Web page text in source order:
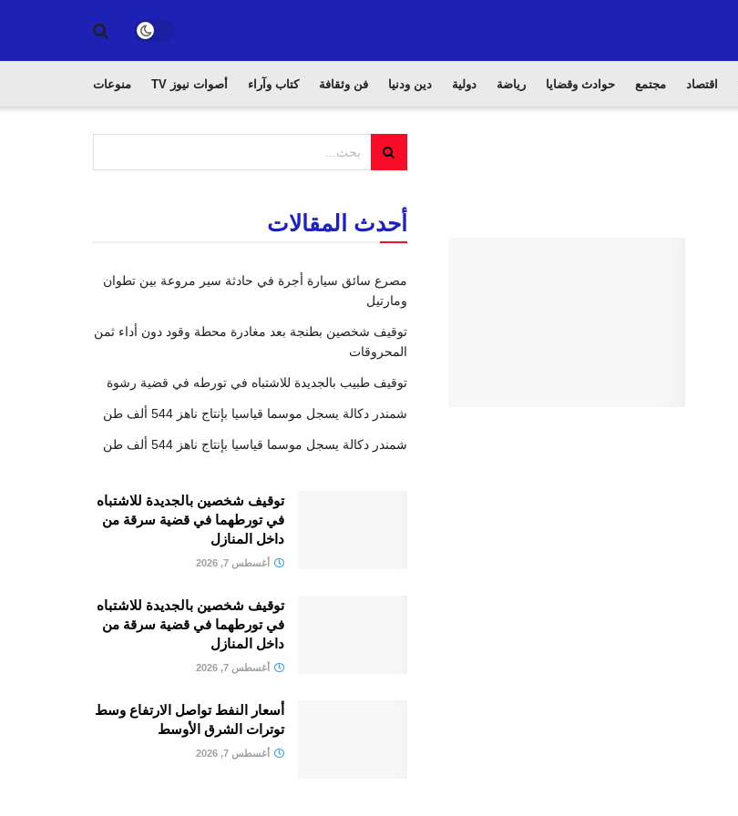
اقتصاد مجتمع حوادث وقضايا رياضة دولية دين ودنيا فن وثقافة كتاب وآراء أصوات نيوز TV منوعات
أحدث المقالات
مصرع سائق سيارة أجرة في حادثة سير مروعة بين تطوان
ومارتيل
توقيف شخصين بطنجة بعد مغادرة محطة وقود دون أداء ثمن
المحروقات
توقيف طبيب بالجديدة للاشتباه في تورطه في قضية رشوة
شمندر دكالة يسجل موسما قياسيا بإنتاج ناهز 544 ألف طن
شمندر دكالة يسجل موسما قياسيا بإنتاج ناهز 544 ألف طن
توقيف شخصين بالجديدة للاشتباه
في تورطهما في قضية سرقة من
داخل المنازل
أغسطس 7, 2026
توقيف شخصين بالجديدة للاشتباه
في تورطهما في قضية سرقة من
داخل المنازل
أغسطس 7, 2026
أسعار النفط تواصل الارتفاع وسط
توترات الشرق الأوسط
أغسطس 7, 2026